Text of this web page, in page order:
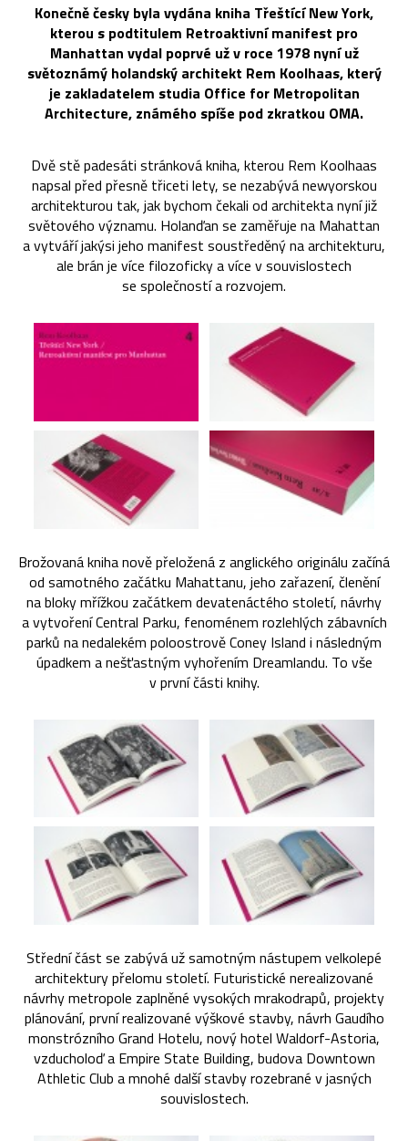
Konečně česky byla vydána kniha Třeštící New York,
kterou s podtitulem Retroaktivní manifest pro
Manhattan vydal poprvé už v roce 1978 nyní už
světoznámý holandský architekt Rem Koolhaas, který
je zakladatelem studia Office for Metropolitan
Architecture, známého spíše pod zkratkou OMA.
Dvě stě padesáti stránková kniha, kterou Rem Koolhaas
napsal před přesně třiceti lety, se nezabývá newyorskou
architekturou tak, jak bychom čekali od architekta nyní již
světového významu. Holanďan se zaměřuje na Mahattan
a vytváří jakýsi jeho manifest soustředěný na architekturu,
ale brán je více filozoficky a více v souvislostech
se společností a rozvojem.
Brožovaná kniha nově přeložená z anglického originálu začíná
od samotného začátku Mahattanu, jeho zařazení, členění
na bloky mřížkou začátkem devatenáctého století, návrhy
a vytvoření Central Parku, fenoménem rozlehlých zábavních
parků na nedalekém poloostrově Coney Island i následným
úpadkem a nešťastným vyhořením Dreamlandu. To vše
v první části knihy.
Střední část se zabývá už samotným nástupem velkolepé
architektury přelomu století. Futuristické nerealizované
návrhy metropole zaplněné vysokých mrakodrapů, projekty
plánování, první realizované výškové stavby, návrh Gaudího
monstrózního Grand Hotelu, nový hotel Waldorf-Astoria,
vzducholoď a Empire State Building, budova Downtown
Athletic Club a mnohé další stavby rozebrané v jasných
souvislostech.